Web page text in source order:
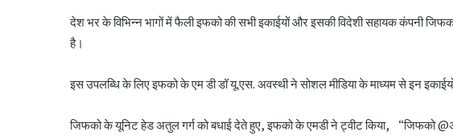
देश भर के विभिन्न भागों में फैली इफको की सभी इकाईयों और इसकी विदेशी सहायक कंपनी
है।
इस उपलब्धि के लिए इफको के एम डी डॉ यू.एस. अवस्थी ने सोशल मीडिया के माध्यम से इन
जिफको के यूनिट हेड अतुल गर्ग को बधाई देते हुए, इफको के एमडी ने ट्वीट किया, “जिफको